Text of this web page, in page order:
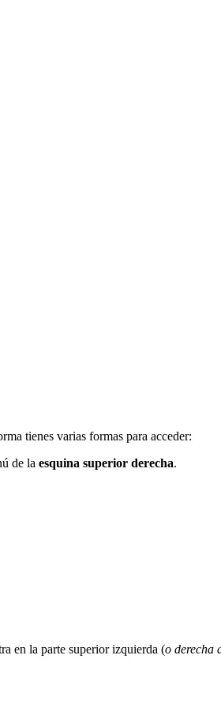
tienes varias formas para acceder:
de la esquina superior derecha.
en la parte superior izquierda (o derecha